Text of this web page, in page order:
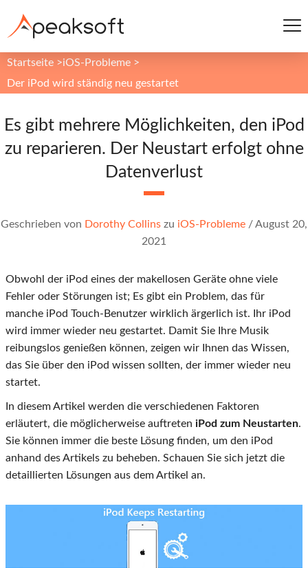
Startseite >iOS-Probleme >
Der iPod wird ständig neu gestartet
Es gibt mehrere Möglichkeiten, den iPod
zu reparieren. Der Neustart erfolgt ohne
Datenverlust
Geschrieben von Dorothy Collins zu iOS-Probleme /August 20,
2021
Obwohl der iPod eines der makellosen Geräte ohne viele
Fehler oder Störungen ist; Es gibt ein Problem, das für
manche iPod Touch-Benutzer wirklich ärgerlich ist. Ihr iPod
wird immer wieder neu gestartet. Damit Sie Ihre Musik
reibungslos genießen können, zeigen wir Ihnen das Wissen,
das Sie über den iPod wissen sollten, der immer wieder neu
startet.
In diesem Artikel werden die verschiedenen Faktoren
erläutert, die möglicherweise auftreten iPod zum Neustarten.
Sie können immer die beste Lösung finden, um den iPod
anhand des Artikels zu beheben. Schauen Sie sich jetzt die
detaillierten Lösungen aus dem Artikel an.